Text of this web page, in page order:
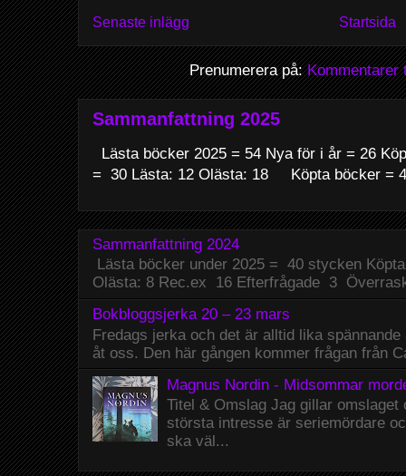
Senaste inlägg Startsida
Prenumerera på:Kommentarer
Sammanfattning 2025
Lästa böcker 2025 = 54 Nya för i år = 26
= 30 Lästa: 12 Olästa: 18 Köpta böcker =
Sammanfattning 2024
Lästa böcker under 2025 = 40 stycken
Olästa: 8 Rec.ex 16 Efterfrågade 3
Bokbloggsjerka 20 – 23 mars
Fredags jerka och det är alltid lika
åt oss. Den här gången kommer frågan från
Magnus Nordin - Midsommar
Titel & Omslag Jag gillar
största intresse är seriemördare
ska väl...